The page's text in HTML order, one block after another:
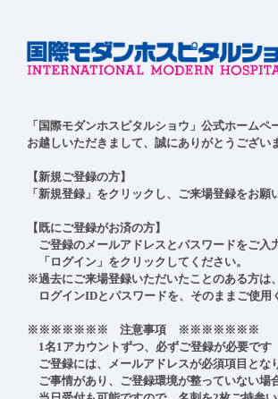
「国際モダンホスピタルショウ」公式ホームペ
お越しいただきまして、誠にありがとうござい
【新規ご登録の方】
「新規登録」をクリックし、ご来場登録をお願
【既にご登録がお済の方】
ご登録のメールアドレスとパスワードをご入
「ログイン」をクリックしてください。
※過去にご来場登録いただいたことのある方は、
ログインIDとパスワードを、そのままご使用
※※※※※※※　注意事項　※※※※※※※
1名1アカウントずつ、必ずご登録が必要です
ご登録には、メールアドレスが必須項目とな
ご事情があり、ご登録環境が整っていない場